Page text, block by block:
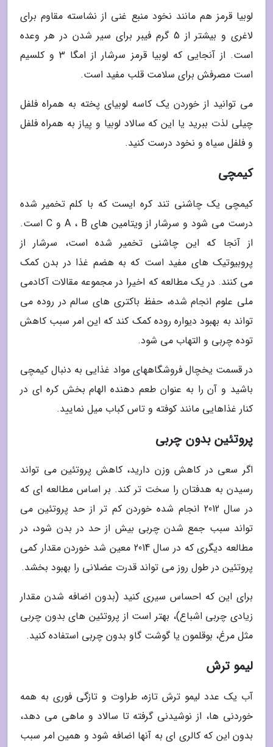
لوبیا قرمز هم مانند نخود منبع غنی از نشاسته مقاوم برای
لاغری و بیشتر از 5 گرم فیبر برای سیر شدن در هر وعده
است. از آنجایی که لوبیا قرمز سرشار از امگا 3 و کلسیم
است مصرفش برای سلامت قلب مفید است.
می توانید از خوردن یک کاسه لوبیای پخته به همراه فلفل
چیلی لذت ببرید یا این که سالاد لوبیا و پیاز به همراه فلفل
و فلفل سیاه و نخود درست کنید.
کیمچی
کیمچی یک چاشنی تند کره ایست که با کلم تخمیر شده
درست می شود و سرشار از ویتامین های A ، B و C است.
از آنجا که این چاشنی تخمیر شده است، سرشار از
پروبیوتیک های مفید است که به هضم غذا در بدن کمک
می کنند. در یک مطالعه که اخیرا در مجموعه مقالات آکادمی
ملی علوم انجام شده، حفظ باکتری های سالم در روده می
تواند به بهبود دیواره روده کمک کند که این امر سبب کاهش
توده چربی و التهاب می شود.
در قسمت یخچال فروشگاههای مواد غذایی به دنبال کیمچی
باشید و آن را به عنوان طعم دهنده الهام بخش کره ای در
کنار غذاهایی مانند کوفته و تاس کباب میل نمایید.
پروتئین بدون چربی
اگر سعی در کاهش وزن دارید، کاهش پروتئین می تواند
رسیدن به هدفتان را سخت تر کند. بر اساس مطالعه ای که
در سال 2012 انجام شده خوردن کم تر از حد پروتئین می
تواند سبب جمع شدن چربی بیش از حد در بدن شود، در
مطالعه دیگری که در سال 2014 معین شد خوردن مقدار کمی
پروتئین در طول روز می تواند قدرت عضلانی را بهبود بخشد.
برای این که احساس سیری کنید (بدون اضافه شدن مقدار
زیادی چربی اشباع)، بهتر است از پروتئین های بدون چربی
مثل مرغ، بوقلمون یا گوشت گاو بدون چربی استفاده کنید.
لیمو ترش
آب یک عدد لیمو ترش تازه، طراوت و تازگی فوری به همه
خوردنی ها، از نوشیدنی گرفته تا سالاد و ماهی می دهد،
بدون این که کالری ای به آنها اضافه شود و همین امر سبب